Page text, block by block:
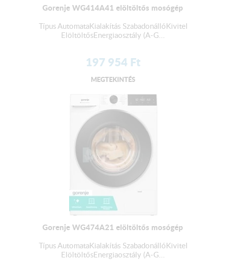
Gorenje WG414A41 elöltöltős mosógép
Típus AutomataKialakítás SzabadonállóKivitel
ElöltöltősEnergiaosztály (A-G...
197 954 Ft
MEGTEKINTÉS
Gorenje WG474A21 elöltöltős mosógép
Típus AutomataKialakítás SzabadonállóKivitel
ElöltöltősEnergiaosztály (A-G...